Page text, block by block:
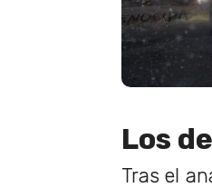
Los
Tras el